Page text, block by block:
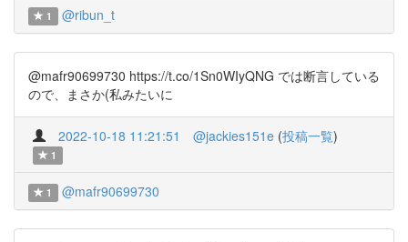
1 @ribun_t
@mafr90699730 https://t.co/1Sn0WIyQNG では断言している
ので、まさか(私みたいに
2022-10-18 11:21:51 @jackies151e (投稿一覧)
1
1 @mafr90699730